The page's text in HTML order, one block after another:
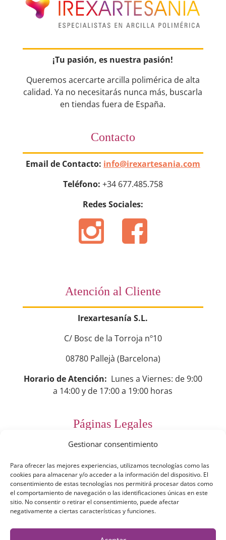
Gestionar consentimiento
Para ofrecer las mejores experiencias, utilizamos tecnologías como las
cookies para almacenar y/o acceder a la información del dispositivo. El
consentimiento de estas tecnologías nos permitirá procesar datos como
el comportamiento de navegación o las identificaciones únicas en este
sitio. No consentir o retirar el consentimiento, puede afectar
negativamente a ciertas características y funciones.
¡Tu pasión, es nuestra pasión!
Queremos acercarte arcilla polimérica de alta
calidad. Ya no necesitarás nunca más, buscarla
en tiendas fuera de España.
Contacto
Email de Contacto: info@irexartesania.com
Teléfono: +34 677.485.758
Redes Sociales:
Atención al Cliente
Irexartesanía S.L.
C/ Bosc de la Torroja nº10
08780 Pallejà (Barcelona)
Horario de Atención: Lunes a Viernes: de 9:00
a 14:00 y de 17:00 a 19:00 horas
Páginas Legales
Preguntas Frecuentes
Aviso Legal
Política de Privacidad
Política de Cookies
Términos y Condiciones